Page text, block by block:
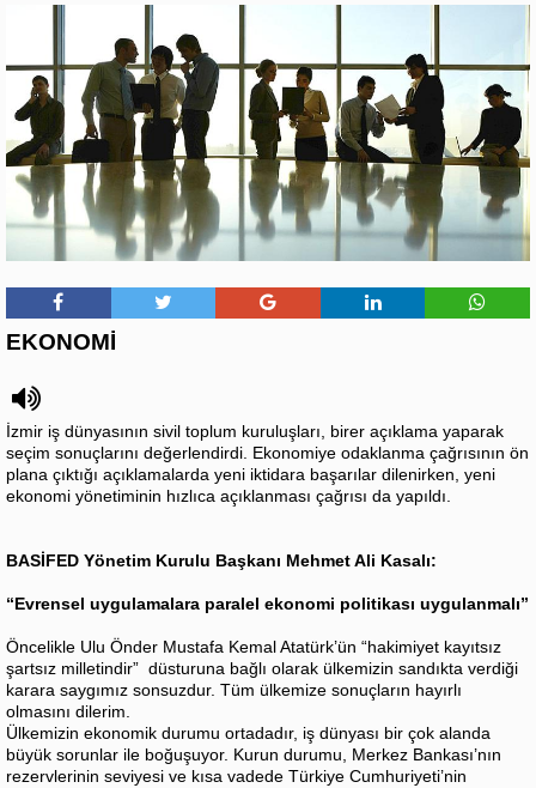
EKONOMİ
İzmir iş dünyasının sivil toplum kuruluşları, birer açıklama yaparak
seçim sonuçlarını değerlendirdi. Ekonomiye odaklanma çağrısının ön
plana çıktığı açıklamalarda yeni iktidara başarılar dilenirken, yeni
ekonomi yönetiminin hızlıca açıklanması çağrısı da yapıldı.
BASİFED Yönetim Kurulu Başkanı Mehmet Ali Kasalı:
“Evrensel uygulamalara paralel ekonomi politikası uygulanmalı”
Öncelikle Ulu Önder Mustafa Kemal Atatürk’ün “hakimiyet kayıtsız
şartsız milletindir” düsturuna bağlı olarak ülkemizin sandıkta verdiği
karara saygımız sonsuzdur. Tüm ülkemize sonuçların hayırlı
olmasını dilerim.
Ülkemizin ekonomik durumu ortadadır, iş dünyası bir çok alanda
büyük sorunlar ile boğuşuyor. Kurun durumu, Merkez Bankası’nın
rezervlerinin seviyesi ve kısa vadede Türkiye Cumhuriyeti’nin